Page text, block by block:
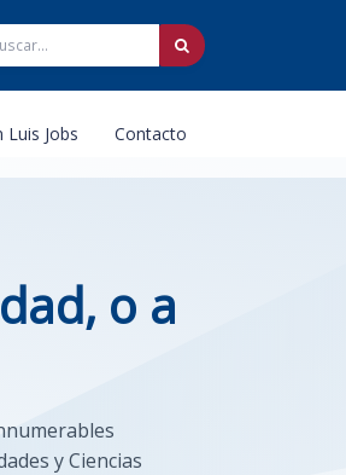
Luis Jobs Contacto
o a
y Ciencias